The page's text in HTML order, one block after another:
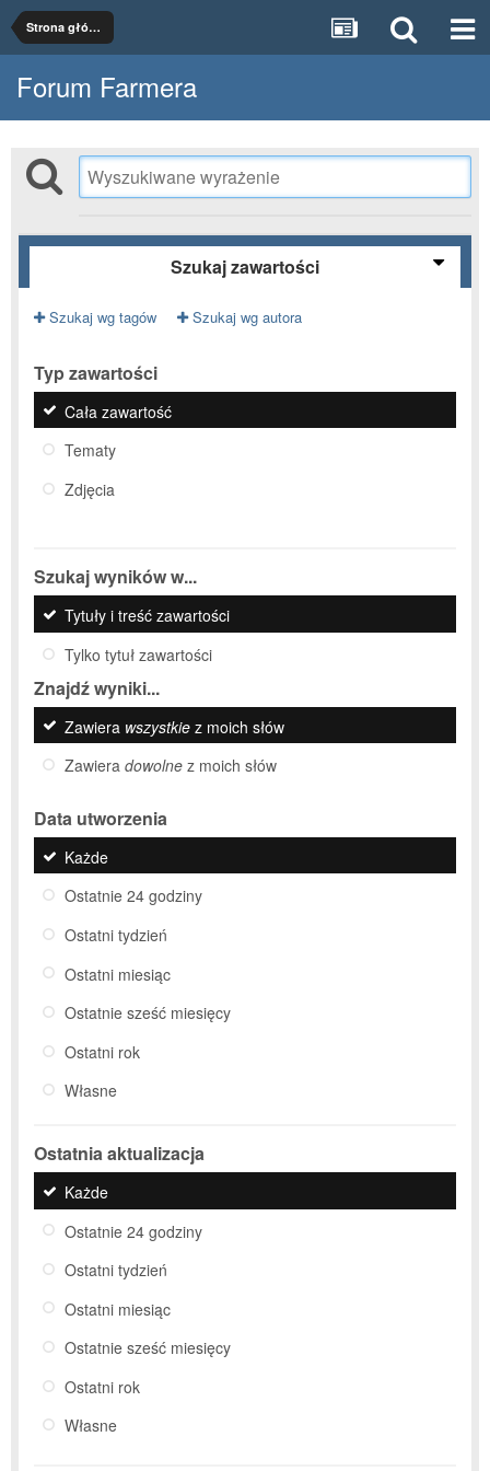
Strona główna
Forum Farmera
Szukaj zawartości
Szukaj wg tagów Szukaj wg autora
Typ zawartości
Cała zawartość
Tematy
Zdjęcia
Szukaj wyników w...
Tytuły i treść zawartości
Tylko tytuł zawartości
Znajdź wyniki...
Zawiera wszystkie z moich słów
Zawiera dowolne z moich słów
Data utworzenia
Każde
Ostatnie 24 godziny
Ostatni tydzień
Ostatni miesiąc
Ostatnie sześć miesięcy
Ostatni rok
Własne
Ostatnia aktualizacja
Każde
Ostatnie 24 godziny
Ostatni tydzień
Ostatni miesiąc
Ostatnie sześć miesięcy
Ostatni rok
Własne